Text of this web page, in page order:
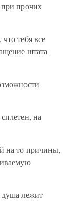
при прочих
тебя все
штата
на
на то причины,
душа лежит